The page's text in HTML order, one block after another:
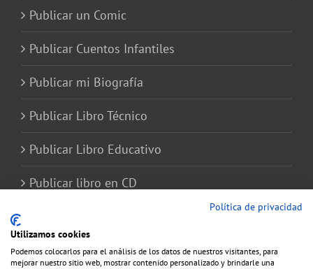
Publicar un Comic
Publicar Cuentos Infantiles
Publicar mi Biografía
Publicar Libro Técnico
Publicar Libro Educativo
Publicar libro en CD
Política de privacidad
Utilizamos cookies
Podemos colocarlos para el análisis de los datos de nuestros visitantes, para
mejorar nuestro sitio web, mostrar contenido personalizado y brindarle una